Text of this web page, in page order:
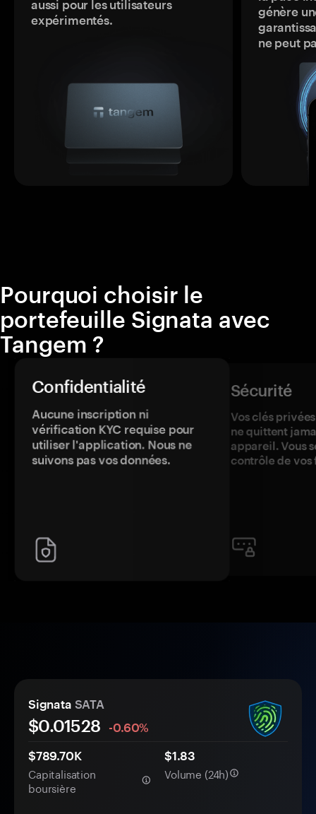
aussi pour les utilisateurs
expérimentés.
génère
ne peut
Pourquoi choisir le
portefeuille Signata avec
Tangem ?
Confidentialité
Aucune inscription ni
vérification KYC requise pour
utiliser l'application. Nous ne
suivons pas vos données.
Sécurité
Vos clés
ne quittent
appareil. Vous
contrôle de vos
Signata SATA
$0.01528
-0.60%
$789.70K
Capitalisation
boursière
$1.83
Volume (24h)